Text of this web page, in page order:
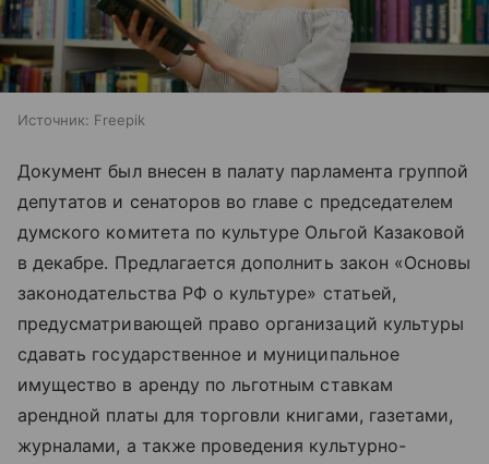
Источник: Freepik
Документ был внесен в палату парламента группой
депутатов и сенаторов во главе с председателем
думского комитета по культуре Ольгой Казаковой
в декабре. Предлагается дополнить закон «Основы
законодательства РФ о культуре» статьей,
предусматривающей право организаций культуры
сдавать государственное и муниципальное
имущество в аренду по льготным ставкам
арендной платы для торговли книгами, газетами,
журналами, а также проведения культурно-